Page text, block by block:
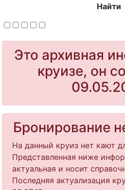
Найти
Это архивная
круизе, он
Бронирование
На данный круиз нет кают
Представленная ниже
актуальная и носит
Последняя актуализация